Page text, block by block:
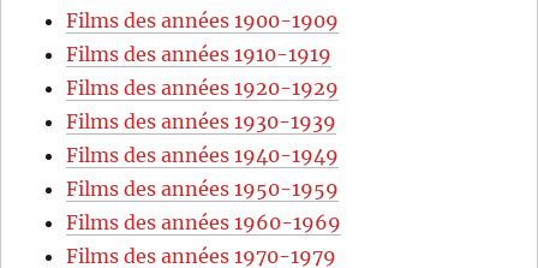
Films des années 1900-1909
Films des années 1910-1919
Films des années 1920-1929
Films des années 1930-1939
Films des années 1940-1949
Films des années 1950-1959
Films des années 1960-1969
Films des années 1970-1979